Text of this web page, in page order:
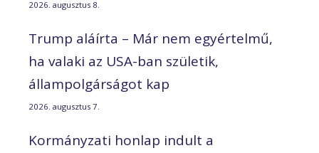
2026. augusztus 8.
Trump aláírta – Már nem egyértelmű,
ha valaki az USA-ban születik,
állampolgárságot kap
2026. augusztus 7.
Kormányzati honlap indult a